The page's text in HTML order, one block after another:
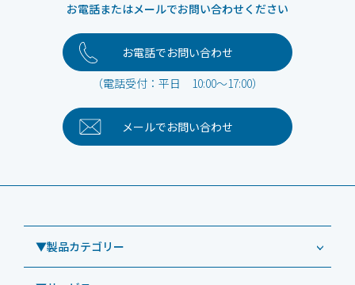
お電話またはメールでお問い合わせください
お電話でお問い合わせ
（電話受付：平日 10:00～17:00）
メールでお問い合わせ
▼製品カテゴリー